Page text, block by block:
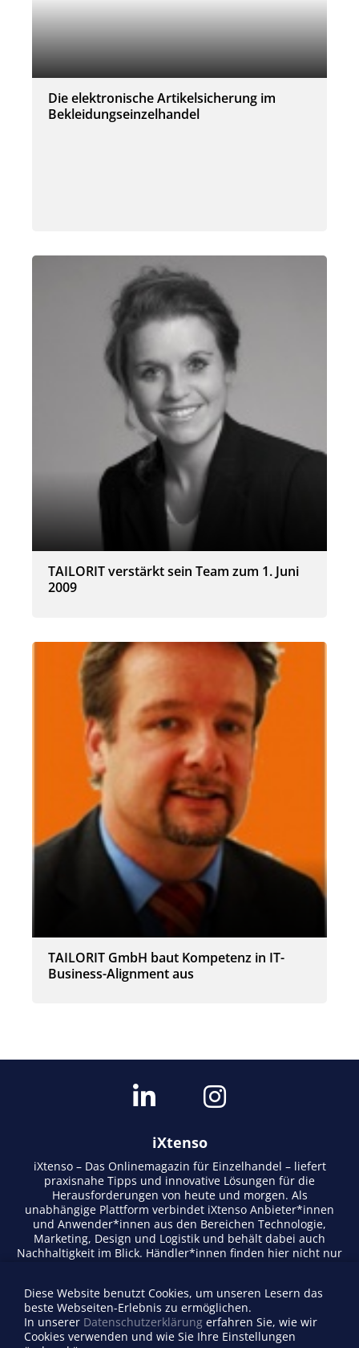
Die elektronische Artikelsicherung im
Bekleidungseinzelhandel
TAILORIT verstärkt sein Team zum 1. Juni
2009
TAILORIT GmbH baut Kompetenz in IT-
Business-Alignment aus
iXtenso
iXtenso – Das Onlinemagazin für Einzelhandel – liefert
praxisnahe Tipps und innovative Lösungen für die
Herausforderungen von heute und morgen. Als
unabhängige Plattform verbindet iXtenso Anbieter*innen
und Anwender*innen aus den Bereichen Technologie,
Marketing, Design und Logistik und behält dabei auch
Nachhaltigkeit im Blick. Händler*innen finden hier nicht nur
lebendigen Schreibstil und relevantem Content fördert das
Magazin den Austausch innerhalb der Retail-Community.
Ob digitale Trends oder praktische Alltagstipps – iXtenso
macht Wissen für den Handel zugänglich.
Diese Website benutzt Cookies, um unseren Lesern das
beste Webseiten-Erlebnis zu ermöglichen.
In unserer Datenschutzerklärung erfahren Sie, wie wir
Cookies verwenden und wie Sie Ihre Einstellungen